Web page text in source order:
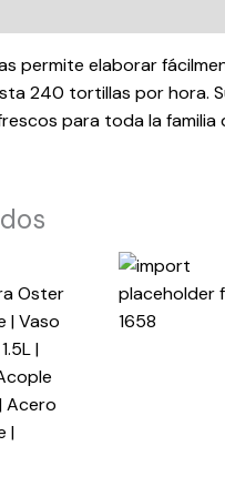
permite elaborar
240 tortillas por hora.
para toda la familia
Oster
| Vaso
|
Acero
|